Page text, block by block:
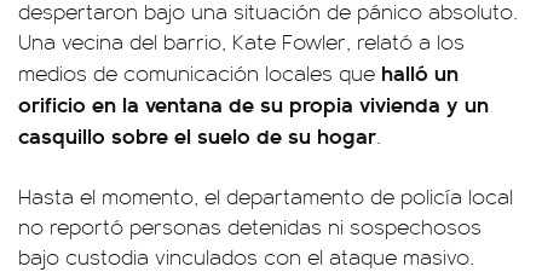
despertaron bajo una situación de pánico absoluto.
Una vecina del barrio, Kate Fowler, relató a los
medios de comunicación locales que halló un
orificio en la ventana de su propia vivienda y un
casquillo sobre el suelo de su hogar.
Hasta el momento, el departamento de policía local
no reportó personas detenidas ni sospechosos
bajo custodia vinculados con el ataque masivo.